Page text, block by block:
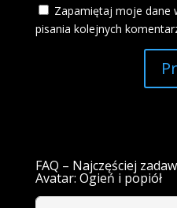
Zapamiętaj moje dane
pisania kolejnych
FAQ – Najczęściej
Avatar: Ogień i popiół